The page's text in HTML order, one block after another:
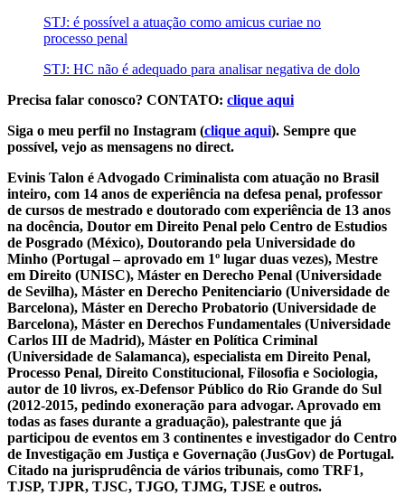
STJ: é possível a atuação como amicus curiae no
processo penal
STJ: HC não é adequado para analisar negativa de dolo
Precisa falar conosco? CONTATO: clique aqui
Siga o meu perfil no Instagram (clique aqui). Sempre que
possível, vejo as mensagens no direct.
Evinis Talon é Advogado Criminalista com atuação no Brasil
inteiro, com 14 anos de experiência na defesa penal, professor
de cursos de mestrado e doutorado com experiência de 13 anos
na docência, Doutor em Direito Penal pelo Centro de Estudios
de Posgrado (México), Doutorando pela Universidade do
Minho (Portugal – aprovado em 1º lugar duas vezes), Mestre
em Direito (UNISC), Máster en Derecho Penal (Universidade
de Sevilha), Máster en Derecho Penitenciario (Universidade de
Barcelona), Máster en Derecho Probatorio (Universidade de
Barcelona), Máster en Derechos Fundamentales (Universidade
Carlos III de Madrid), Máster en Política Criminal
(Universidade de Salamanca), especialista em Direito Penal,
Processo Penal, Direito Constitucional, Filosofia e Sociologia,
autor de 10 livros, ex-Defensor Público do Rio Grande do Sul
(2012-2015, pedindo exoneração para advogar. Aprovado em
todas as fases durante a graduação), palestrante que já
participou de eventos em 3 continentes e investigador do Centro
de Investigação em Justiça e Governação (JusGov) de Portugal.
Citado na jurisprudência de vários tribunais, como TRF1,
TJSP, TJPR, TJSC, TJGO, TJMG, TJSE e outros.